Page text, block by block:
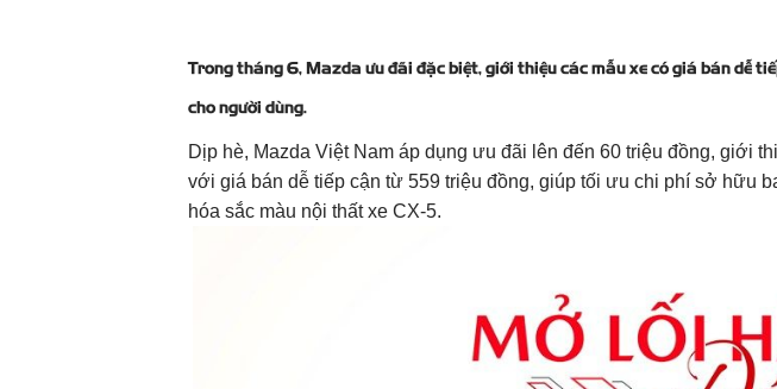
Trong tháng 6, Mazda ưu đãi đặc biệt, giới thiệu các mẫu xe có giá bán dễ
cho người dùng.
Dịp hè, Mazda Việt Nam áp dụng ưu đãi lên đến 60 triệu đồng, giới
với giá bán dễ tiếp cận từ 559 triệu đồng, giúp tối ưu chi phí sở hữu
hóa sắc màu nội thất xe CX-5.